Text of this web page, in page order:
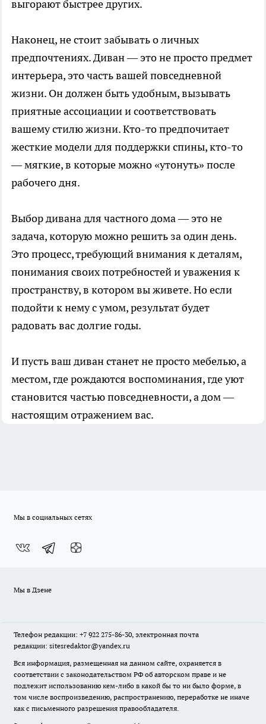
выгорают быстрее других.
Наконец, не стоит забывать о личных
предпочтениях. Диван — это не просто предмет
интерьера, это часть вашей повседневной
жизни. Он должен быть удобным, вызывать
приятные ассоциации и соответствовать
вашему стилю жизни. Кто-то предпочитает
жесткие модели для поддержки спины, кто-то
— мягкие, в которые можно «утонуть» после
рабочего дня.
Выбор дивана для частного дома — это не
задача, которую можно решить за один день.
Это процесс, требующий внимания к деталям,
понимания своих потребностей и уважения к
пространству, в котором вы живете. Но если
подойти к нему с умом, результат будет
радовать вас долгие годы.
И пусть ваш диван станет не просто мебелью, а
местом, где рождаются воспоминания, где уют
становится частью повседневности, а дом —
настоящим отражением вас.
Мы в социальных сетях
Мы в Дзене
Телефон редакции: +7 922 275-86-30, электронная почта
редакции: sitesredaktor@yandex.ru
Вся информация, размещенная на данном сайте, охраняется в
соответствии с законодательством РФ об авторском праве и не
подлежит использованию кем-либо в какой бы то ни было форме, в
том числе воспроизведению, распространению, переработке не иначе
как с письменного разрешения правообладателя.